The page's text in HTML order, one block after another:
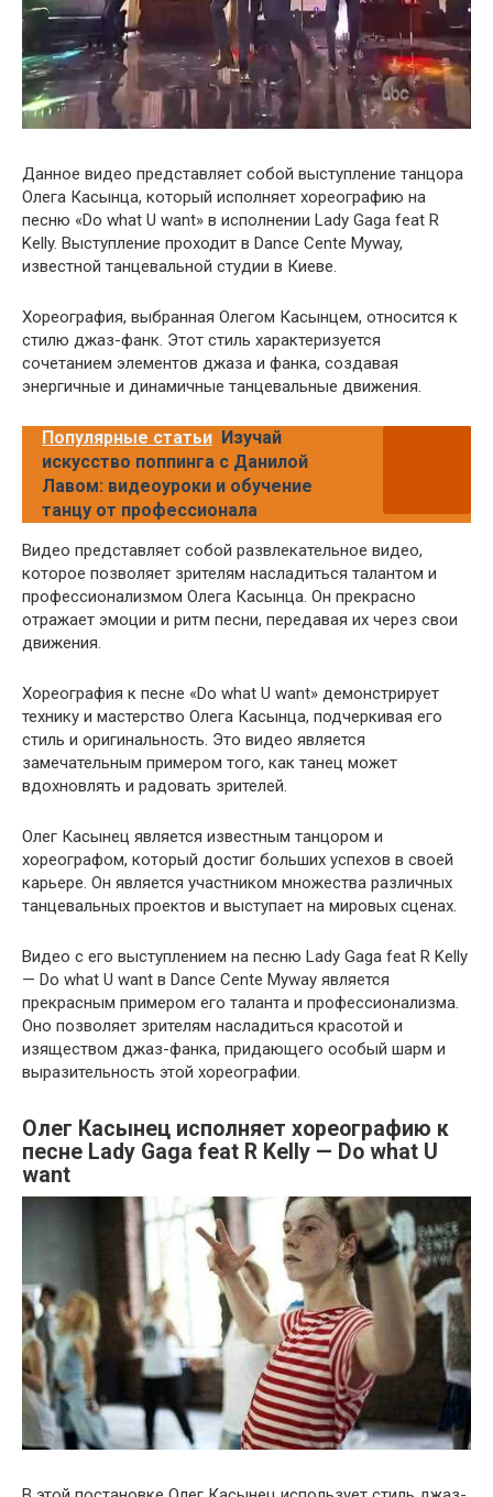
Данное видео представляет собой выступление танцора
Олега Касынца, который исполняет хореографию на
песню «Do what U want» в исполнении Lady Gaga feat R
Kelly. Выступление проходит в Dance Cente Myway,
известной танцевальной студии в Киеве.
Хореография, выбранная Олегом Касынцем, относится к
стилю джаз-фанк. Этот стиль характеризуется
сочетанием элементов джаза и фанка, создавая
энергичные и динамичные танцевальные движения.
Популярные статьи Изучай
искусство поппинга с Данилой
Лавом: видеоуроки и обучение
танцу от профессионала
Видео представляет собой развлекательное видео,
которое позволяет зрителям насладиться талантом и
профессионализмом Олега Касынца. Он прекрасно
отражает эмоции и ритм песни, передавая их через свои
движения.
Хореография к песне «Do what U want» демонстрирует
технику и мастерство Олега Касынца, подчеркивая его
стиль и оригинальность. Это видео является
замечательным примером того, как танец может
вдохновлять и радовать зрителей.
Олег Касынец является известным танцором и
хореографом, который достиг больших успехов в своей
карьере. Он является участником множества различных
танцевальных проектов и выступает на мировых сценах.
Видео с его выступлением на песню Lady Gaga feat R Kelly
— Do what U want в Dance Cente Myway является
прекрасным примером его таланта и профессионализма.
Оно позволяет зрителям насладиться красотой и
изяществом джаз-фанка, придающего особый шарм и
выразительность этой хореографии.
Олег Касынец исполняет хореографию к
песне Lady Gaga feat R Kelly — Do what U
want